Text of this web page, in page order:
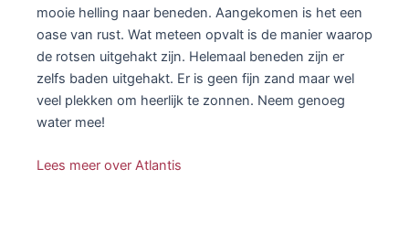
mooie helling naar beneden. Aangekomen is het een
oase van rust. Wat meteen opvalt is de manier waarop
de rotsen uitgehakt zijn. Helemaal beneden zijn er
zelfs baden uitgehakt. Er is geen fijn zand maar wel
veel plekken om heerlijk te zonnen. Neem genoeg
water mee!
Lees meer over Atlantis